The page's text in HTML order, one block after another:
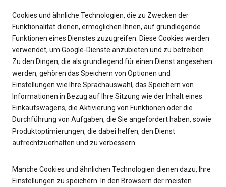
Cookies und ähnliche Technologien, die zu Zwecken der
Funktionalität dienen, ermöglichen Ihnen, auf grundlegende
Funktionen eines Dienstes zuzugreifen. Diese Cookies werden
verwendet, um Google-Dienste anzubieten und zu betreiben.
Zu den Dingen, die als grundlegend für einen Dienst angesehen
werden, gehören das Speichern von Optionen und
Einstellungen wie Ihre Sprachauswahl, das Speichern von
Informationen in Bezug auf Ihre Sitzung wie der Inhalt eines
Einkaufswagens, die Aktivierung von Funktionen oder die
Durchführung von Aufgaben, die Sie angefordert haben, sowie
Produktoptimierungen, die dabei helfen, den Dienst
aufrechtzuerhalten und zu verbessern.
Manche Cookies und ähnlichen Technologien dienen dazu, Ihre
Einstellungen zu speichern. In den Browsern der meisten